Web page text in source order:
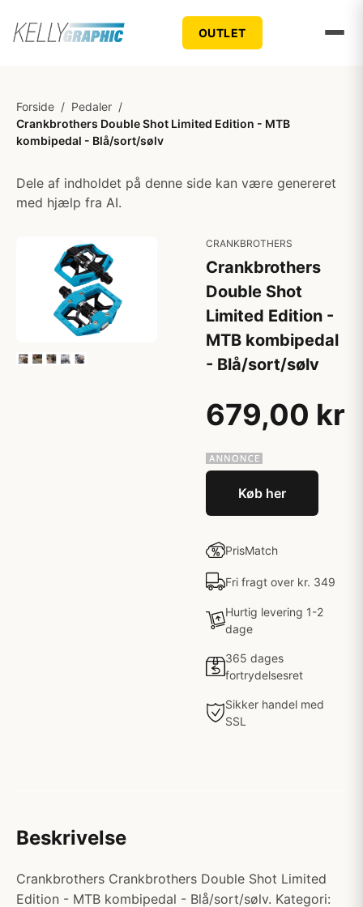
OUTLET
Forside / Pedaler /
Crankbrothers Double Shot Limited Edition - MTB
kombipedal - Blå/sort/sølv
Dele af indholdet på denne side kan være genereret
med hjælp fra AI.
CRANKBROTHERS
Crankbrothers
Double Shot
Limited Edition -
MTB kombipedal
- Blå/sort/sølv
679,00 kr
Køb her
PrisMatch
Fri fragt over kr. 349
Hurtig levering 1-2
dage
365 dages
fortrydelsesret
Sikker handel med
SSL
Beskrivelse
Crankbrothers Crankbrothers Double Shot Limited
Edition - MTB kombipedal - Blå/sort/sølv. Kategori: